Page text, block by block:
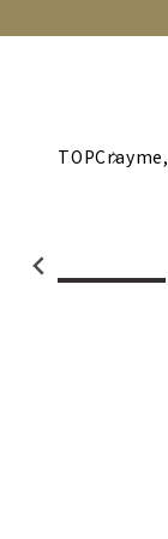
TOPCrayme,